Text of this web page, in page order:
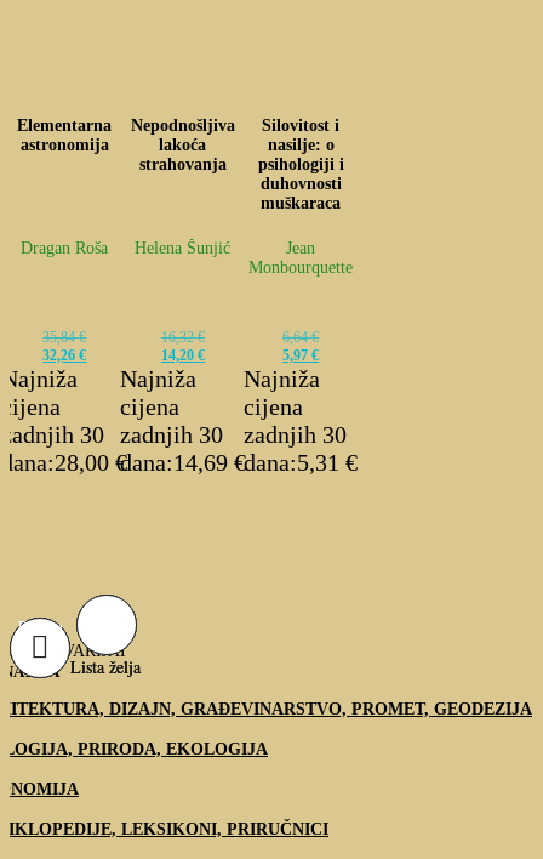
Elementarna
astronomija
Dragan Roša
35,84€
32,26€
Najniža
cijena
zadnjih 30
dana:28,00€
Lista želja
Dodaj u
košaricu
Nepodnošljiva
lakoća
strahovanja
Helena Šunjić
16,32€
14,20 €
Najniža
cijena
zadnjih 30
dana:14,69 €
Lista želja
Dodaj u
košaricu
Silovitost i
nasilje: o
psihologiji i
duhovnosti
muškaraca
Jean
Monbourquette
6,64€
5,97€
Najniža
cijena
zadnjih 30
dana:5,31€
Lista želja
Dodaj u
košaricu
ANTIKVARIJAT
DIZAJN, GRAĐEVINARSTVO, PROMET, GEODEZIJA
PRIRODA, EKOLOGIJA
LEKSIKONI, PRIRUČNICI